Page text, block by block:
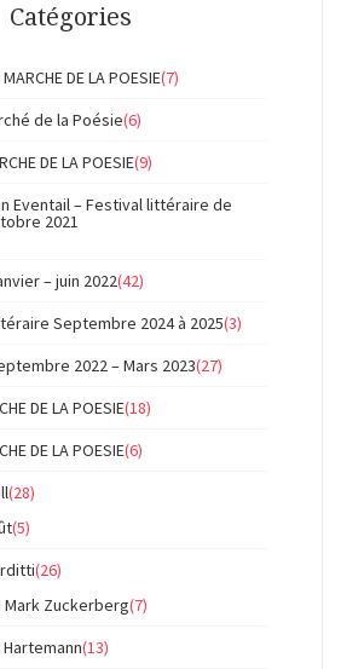
Catégories
DE LA POESIE(7)
de la Poésie(6)
DE LA POESIE(9)
Eventail – Festival littéraire de
2021
– juin 2022(42)
Septembre 2024 à 2025(3)
2022 – Mars 2023(27)
DE LA POESIE(18)
DE LA POESIE(6)
(28)
(5)
(26)
Mark Zuckerberg(7)
Hartemann(13)